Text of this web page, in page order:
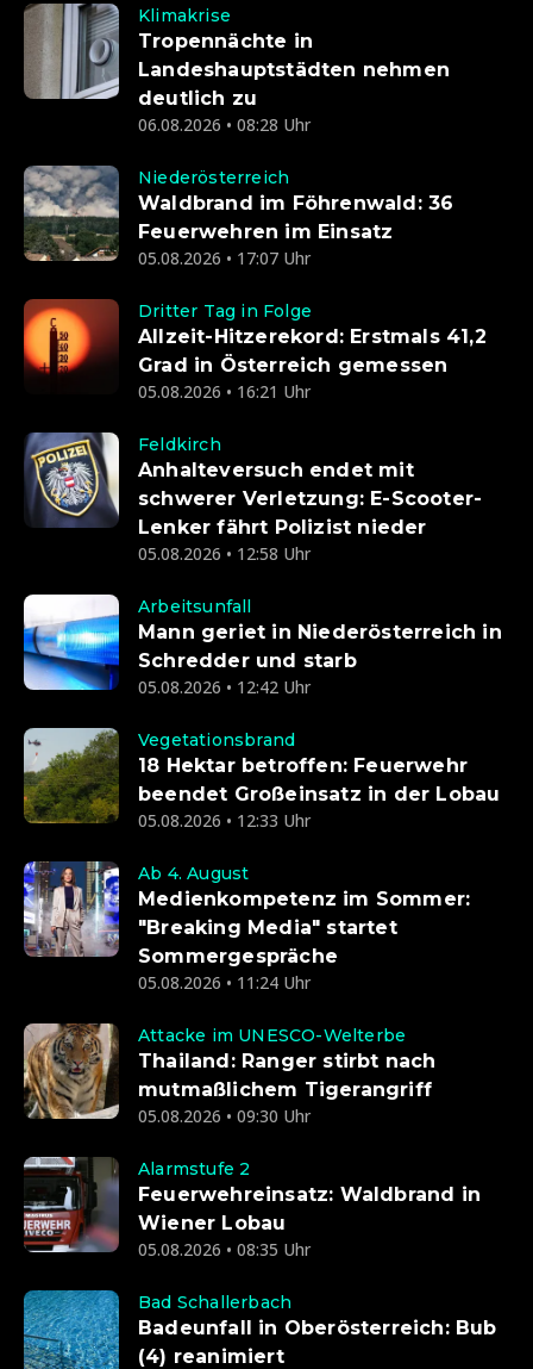
Klimakrise
Tropennächte in
Landeshauptstädten nehmen
deutlich zu
06.08.2026 • 08:28 Uhr
Niederösterreich
Waldbrand im Föhrenwald: 36
Feuerwehren im Einsatz
05.08.2026 • 17:07 Uhr
Dritter Tag in Folge
Allzeit-Hitzerekord: Erstmals 41,2
Grad in Österreich gemessen
05.08.2026 • 16:21 Uhr
Feldkirch
Anhalteversuch endet mit
schwerer Verletzung: E-Scooter-
Lenker fährt Polizist nieder
05.08.2026 • 12:58 Uhr
Arbeitsunfall
Mann geriet in Niederösterreich in
Schredder und starb
05.08.2026 • 12:42 Uhr
Vegetationsbrand
18 Hektar betroffen: Feuerwehr
beendet Großeinsatz in der Lobau
05.08.2026 • 12:33 Uhr
Ab 4. August
Medienkompetenz im Sommer:
"Breaking Media" startet
Sommergespräche
05.08.2026 • 11:24 Uhr
Attacke im UNESCO-Welterbe
Thailand: Ranger stirbt nach
mutmaßlichem Tigerangriff
05.08.2026 • 09:30 Uhr
Alarmstufe 2
Feuerwehreinsatz: Waldbrand in
Wiener Lobau
05.08.2026 • 08:35 Uhr
Bad Schallerbach
Badeunfall in Oberösterreich: Bub
(4) reanimiert